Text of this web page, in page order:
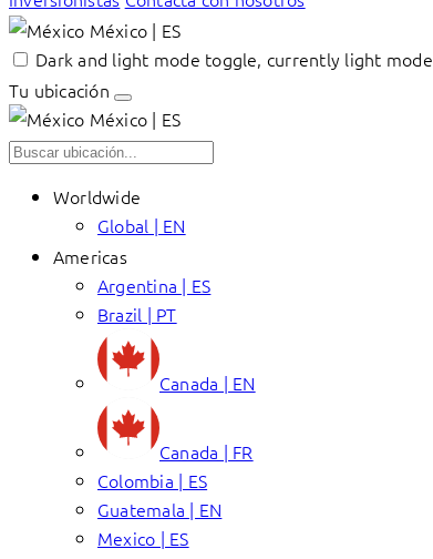
México | ES
Dark and light mode toggle, currently light mode
Tu ubicación
México | ES
Worldwide
Global | EN
Americas
Argentina | ES
Brazil | PT
Canada | EN
Canada | FR
Colombia | ES
Guatemala | EN
Mexico | ES